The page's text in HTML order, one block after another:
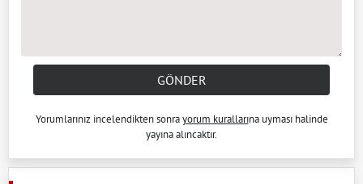
GÖNDER
Yorumlarınız incelendikten sonrayorum kurallarına uyması halinde
yayına alıncaktır.